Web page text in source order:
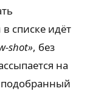
списке идёт
shot», без
на
подобранный